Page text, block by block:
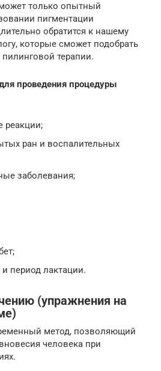
только опытный
пигментации
обратится к нашему
которые сможет подобрать
терапии.
проведения процедуры
реакции;
ран и воспалительных
заболевания;
период лактации.
(упражнения на
метод, позволяющий
человека при